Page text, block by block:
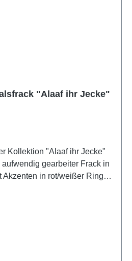
"Alaaf ihr Jecke"
Kollektion "Alaaf ihr Jecke"
gearbeiter Frack in
in rot/weißer Ringel-